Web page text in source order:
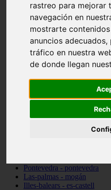
rastreo para mejorar
navegación en
mostrarte
anuncios adecuados,
tráfico en nuestra
de donde llegan
Asturias - gijón
Girona - figueres
Alicante - santa-pola
Almería - roquetas-de-mar
Girona - tossa-de-mar
Barcelona - sant-cugat-del-
Alicante - l39alfàs-del-pi
Barcelona - vilanova-i-la-
Castellón - peñíscola
Illes-balears - sant-josep-de-
Pontevedra - pontevedra
Las-palmas - mogán
Illes-balears - es-castell